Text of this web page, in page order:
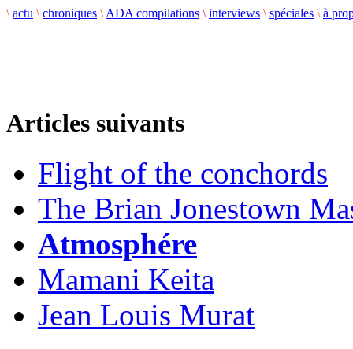
\ actu \ chroniques \ ADA compilations \ interviews \ spéciales \ à
Articles suivants
Flight of the conchords
The Brian Jonestown
Atmosphére
Mamani Keita
Jean Louis Murat